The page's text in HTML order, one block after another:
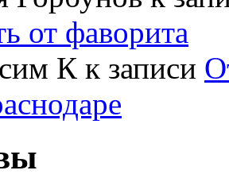
от фаворита
К к записи